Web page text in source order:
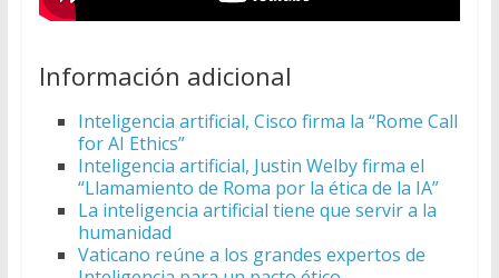
Información adicional
Inteligencia artificial, Cisco firma la “Rome Call
for AI Ethics”
Inteligencia artificial, Justin Welby firma el
“Llamamiento de Roma por la ética de la IA”
La inteligencia artificial tiene que servir a la
humanidad
Vaticano reúne a los grandes expertos de